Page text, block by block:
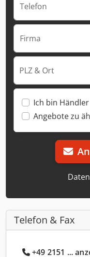
Telefon
Firma
PLZ & Ort
Ich bin Händler
Angebote zu
Telefon & Fax
+49 2151 ...